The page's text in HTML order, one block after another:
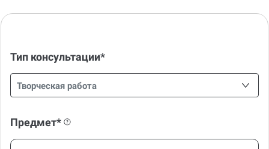
Тип консультации*
Творческая работа
Предмет*